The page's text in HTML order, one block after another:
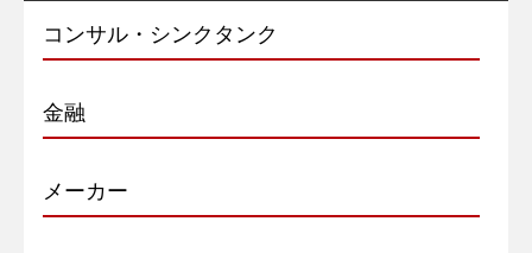
コンサル・シンクタンク
金融
メーカー